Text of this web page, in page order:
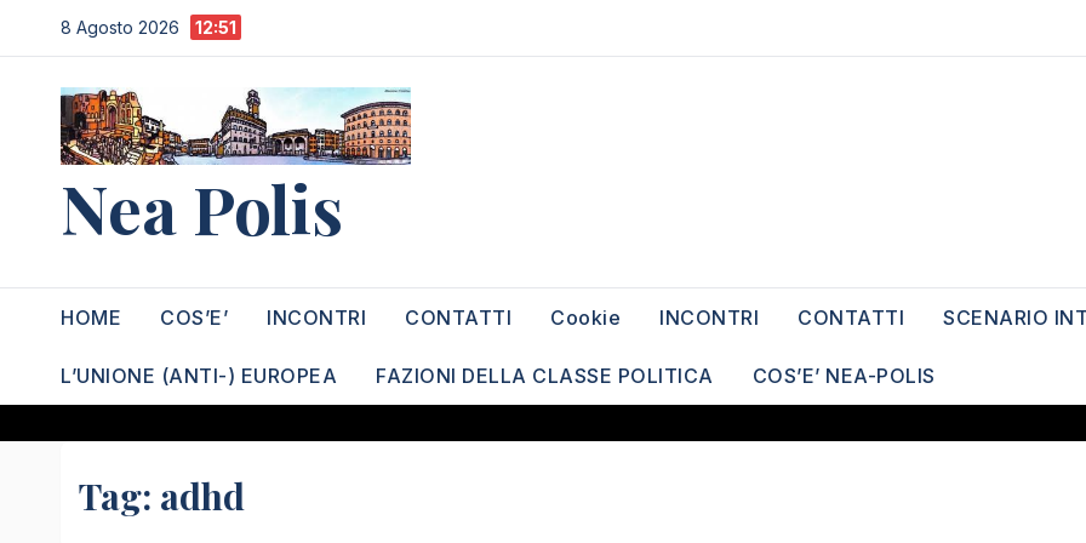
al
contenuto
8 Agosto 2026 12:51
Nea Polis
HOME COS’E’ INCONTRI CONTATTI Cookie INCONTRI CONTATTI SCENARIO
L’UNIONE (ANTI-) EUROPEA FAZIONI DELLA CLASSE POLITICA COS’E’ NEA-POLIS
Tag: adhd